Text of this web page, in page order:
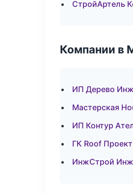
СтройАртель
Компании в
ИП Дерево
Мастерская
ИП Контур
ГК Roof
ИнжСтрой